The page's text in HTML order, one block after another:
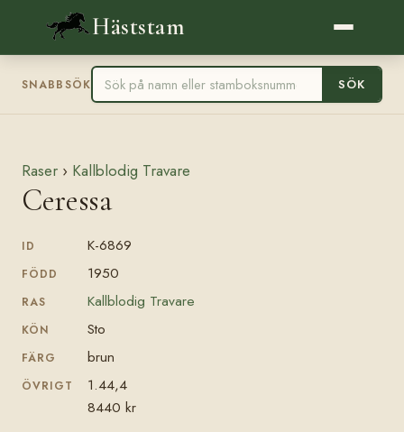
Häststam
SNABBSÖK SÖK
Raser › Kallblodig Travare
Ceressa
ID K-6869
FÖDD 1950
RAS Kallblodig Travare
KÖN Sto
FÄRG brun
ÖVRIGT
1.44,4
8440 kr